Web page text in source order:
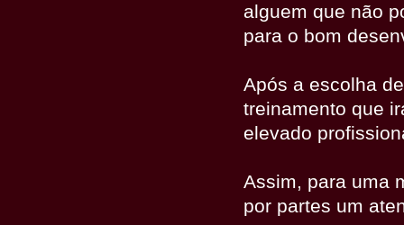
alguem que não
para o bom
Após a escolha
treinamento que
elevado
Assim, para uma
por partes um